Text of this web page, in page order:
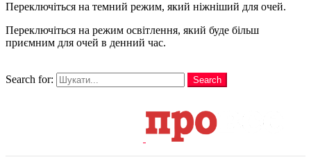
Переключіться на темний режим, який ніжніший для очей.
Переключіться на режим освітлення, який буде більш
приємним для очей в денний час.
Search for:
Search